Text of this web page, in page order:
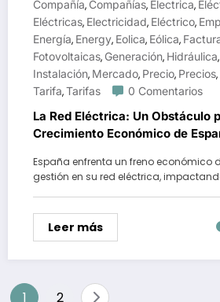
Compañía, Compañías, Electrica,
Eléctricas, Electricidad, Eléctrico,
Energía, Energy, Eolica, Eólica,
Fotovoltaicas, Generación, Hidráulica,
Instalación, Mercado, Precio, Precios,
Tarifa,Tarifas 0 Comentarios
La Red Eléctrica: Un Obstáculo
Crecimiento Económico de
España enfrenta un freno económico
gestión en su red eléctrica,
Leer más
Paginación
1 2